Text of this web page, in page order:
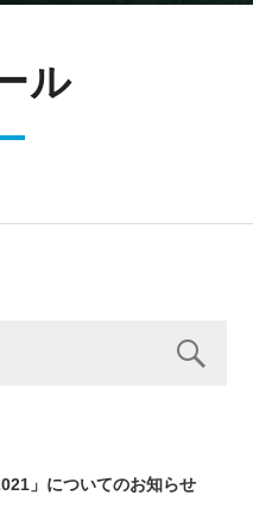
ル
」についてのお知らせ